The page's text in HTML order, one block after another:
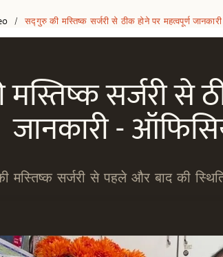
/ सद्गुरु की मस्तिष्क सर्जरी से ठीक होने पर महत्वपूर्ण
सर्जरी से
जानकारी -
मस्तिष्क सर्जरी से पहले और बाद की